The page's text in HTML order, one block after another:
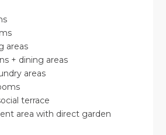
areas
+ dining areas
areas
terrace
area with direct garden